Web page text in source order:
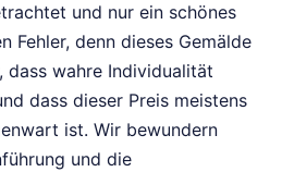
und nur ein schönes
Fehler, denn dieses Gemälde
dass wahre Individualität
dass dieser Preis meistens
ist. Wir bewundern
und die